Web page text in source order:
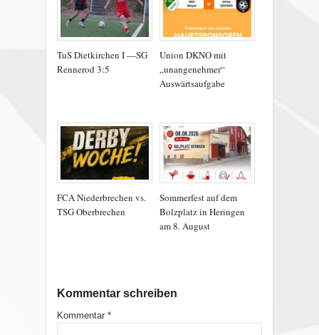
TuS Dietkirchen I —SG
Rennerod 3:5
Union DKNO mit
„unangenehmer“
Auswärtsaufgabe
FCA Niederbrechen vs.
TSG Oberbrechen
Sommerfest auf dem
Bolzplatz in Heringen
am 8. August
Kommentar schreiben
Kommentar *